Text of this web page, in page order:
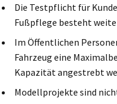
Die Testpflicht für
Fußpflege besteht
Im Öffentlichen
Fahrzeug eine
Kapazität angestrebt
Modellprojekte sind